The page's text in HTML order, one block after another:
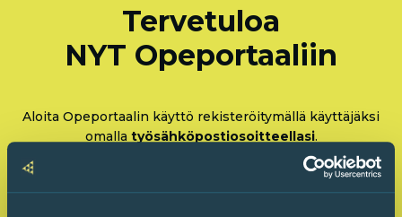
Tervetuloa
NYT Opeportaaliin
Aloita Opeportaalin käyttö rekisteröitymällä käyttäjäksi
omalla työsähköpostiosoitteellasi.
Rekisteröidy: Olen tulossa käyttämään Opeportaalia
ensimmäistä kertaa